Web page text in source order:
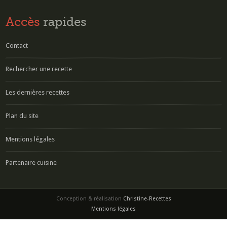
Accès rapides
Contact
Rechercher une recette
Les dernières recettes
Plan du site
Mentions légales
Partenaire cuisine
Conception & réalisation Christine-Recettes
Mentions légales